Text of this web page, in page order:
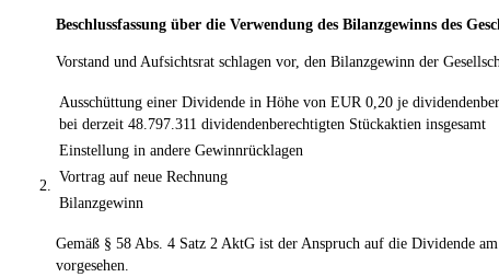
2.
Beschlussfassung über die Verwendung des Bilanzgewinns des
Vorstand und Aufsichtsrat schlagen vor, den Bilanzgewinn der
Ausschüttung einer Dividende in Höhe von EUR 0,20 je
bei derzeit 48.797.311 dividendenberechtigten Stückaktien insgesamt
Einstellung in andere Gewinnrücklagen
Vortrag auf neue Rechnung
Bilanzgewinn
Gemäß § 58 Abs. 4 Satz 2 AktG ist der Anspruch auf die Dividende
vorgesehen.